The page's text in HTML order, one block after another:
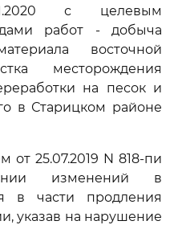
с целевым
работ - добыча
восточной
месторождения
на песок и
в Старицком районе
25.07.2019 N 818-пи
изменений в
в части продления
указав на нарушение